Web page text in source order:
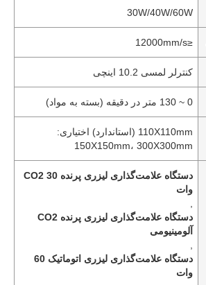
30W/40W/60W
≤12000mm/s
کنترلر لمسی 10.2 اینچی
0 ~ 130 متر در دقیقه (بسته به مواد)
110X110mm (استاندارد) اختیاری:
150X150mm، 300X300mm
دستگاه علامت‌گذاری لیزری پرنده CO2 30
وات
دستگاه علامت‌گذاری لیزری پرنده CO2
آلومینیومی
دستگاه علامت‌گذاری لیزری اتوماتیک 60
وات